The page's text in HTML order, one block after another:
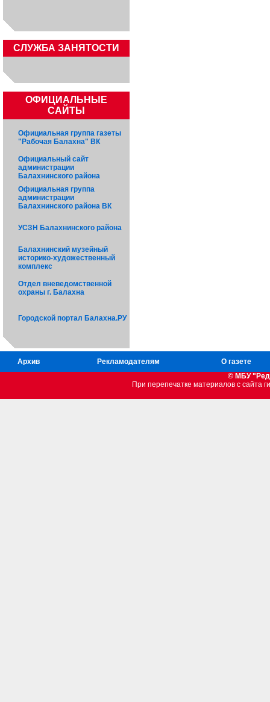
CЛУЖБА ЗАНЯТОСТИ
ОФИЦИАЛЬНЫЕ
САЙТЫ
Официальная группа газеты
"Рабочая Балахна" ВК
Официальный сайт
администрации
Балахнинского района
Официальная группа
администрации
Балахнинского района ВК
УСЗН Балахнинского района
Балахнинский музейный
историко-художественный
комплекс
Отдел вневедомственной
охраны г. Балахна
Городской портал Балахна.РУ
Архив Рекламодателям
О газете
© МБУ
При перепечатке материалов c сайта